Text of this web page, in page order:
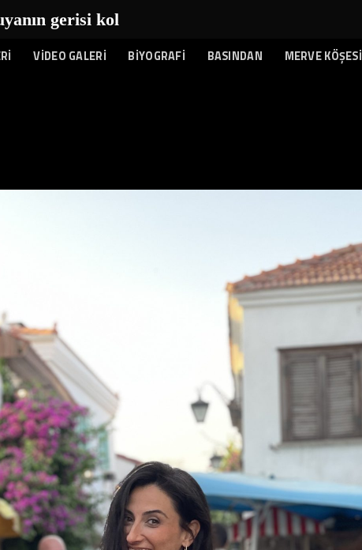
gerisi kolay...
VİDEO GALERİ BİYOGRAFİ BASINDAN MERVE KÖŞESİ